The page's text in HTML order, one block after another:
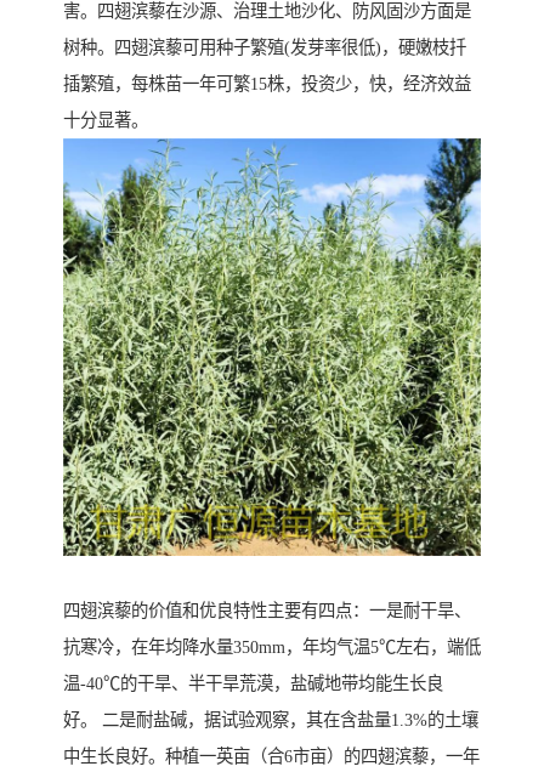
害。四翅滨藜在沙源、治理土地沙化、防风固沙方面是
树种。四翅滨藜可用种子繁殖(发芽率很低)，硬嫩枝扦
插繁殖，每株苗一年可繁15株，投资少，快，经济效益
十分显著。
四翅滨藜的价值和优良特性主要有四点：一是耐干旱、
抗寒冷，在年均降水量350mm，年均气温5℃左右，端低
温-40℃的干旱、半干旱荒漠，盐碱地带均能生长良
好。 二是耐盐碱，据试验观察，其在含盐量1.3%的土壤
中生长良好。种植一英亩（合6市亩）的四翅滨藜，一年